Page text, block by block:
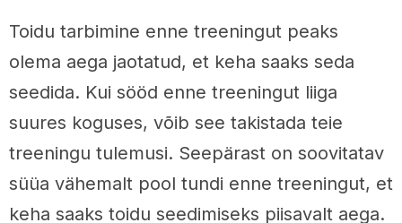
Toidu tarbimine enne treeningut peaks
olema aega jaotatud, et keha saaks seda
seedida. Kui sööd enne treeningut liiga
suures koguses, võib see takistada teie
treeningu tulemusi. Seepärast on soovitatav
süüa vähemalt pool tundi enne treeningut, et
keha saaks toidu seedimiseks piisavalt aega.